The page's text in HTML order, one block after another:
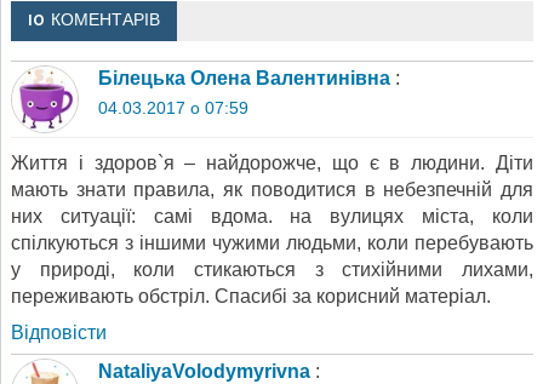
10 КОМЕНТАРІВ
Білецька Олена Валентинівна :
04.03.2017 о 07:59
Життя і здоров`я – найдорожче, що є в людини. Діти
мають знати правила, як поводитися в небезпечній для
них ситуації: самі вдома. на вулицях міста, коли
спілкуються з іншими чужими людьми, коли перебувають
у природі, коли стикаються з стихійними лихами,
переживають обстріл. Спасибі за корисний матеріал.
Відповіcти
NataliyaVolodymyrivna :